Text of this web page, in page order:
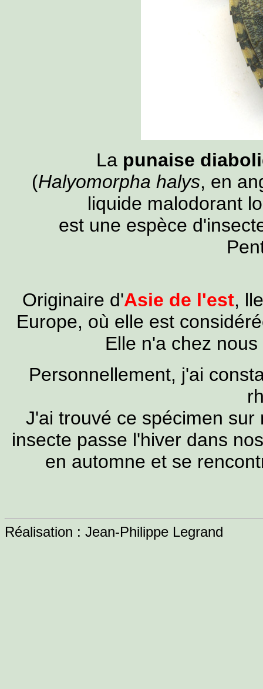
La punaise
(Halyomorpha halys, en
liquide malodorant
est une espèce
Originaire d'Asie de l'est,
Europe, où elle est
Elle n'a chez
Personnellement, j'ai
J'ai trouvé ce spécimen
insecte passe l'hiver dans
en automne et se
Réalisation : Jean-Philippe Legrand